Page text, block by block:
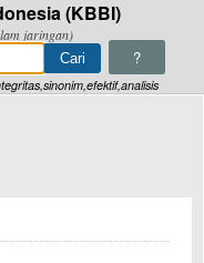
(KBBI)
jaringan)
?